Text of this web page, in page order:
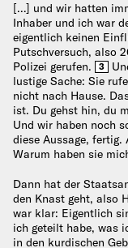
[…] und wir hatten
Inhaber und ich war
eigentlich keinen
Putschversuch, also
Polizei gerufen.
3
lustige Sache: Sie
nicht nach Hause.
ist. Du gehst hin, du
Und wir haben noch
diese Aussage, fertig.
Warum haben sie
Dann hat der
den Knast geht, also
war klar: Eigentlich
ich geteilt habe, was
in den kurdischen